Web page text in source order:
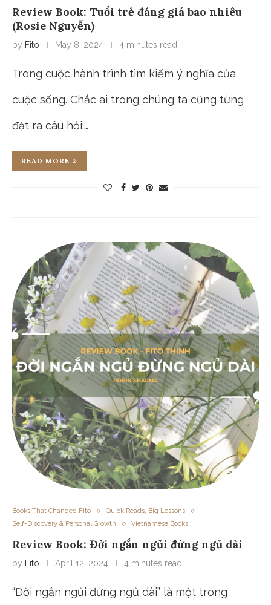
Review Book: Tuổi trẻ đáng giá bao nhiêu
(Rosie Nguyễn)
by Fito May 8, 2024 4 minutes read
Trong cuộc hành trình tìm kiếm ý nghĩa của
cuộc sống. Chắc ai trong chúng ta cũng từng
đặt ra câu hỏi:…
READ MORE
Books That Changed Fito
Quick Reads, Big Lessons
Self-Discovery & Personal Growth
Vietnamese Books
Review Book: Đời ngắn ngủi đừng ngủ dài
by Fito April 12, 2024 4 minutes read
“Đời ngắn ngủi đừng ngủ dài” là một trong